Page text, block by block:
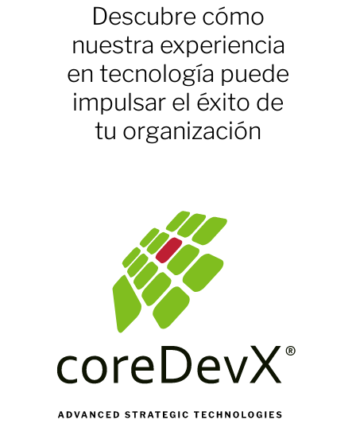
Descubre cómo
nuestra experiencia
en tecnología puede
impulsar el éxito de
tu organización